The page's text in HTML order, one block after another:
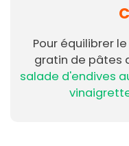
Pour équilibrer
gratin de pâtes
salade d'endives